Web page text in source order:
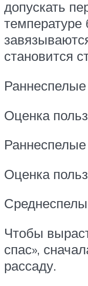
допускать
становится
Оценка
Оценка
Чтобы
спас»,
рассаду.